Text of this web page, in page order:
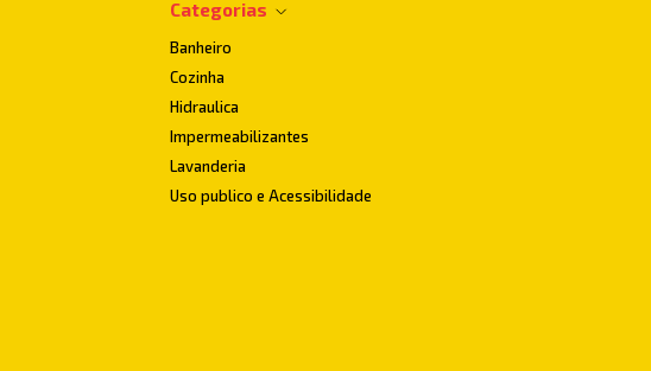
Categorias
Banheiro
Cozinha
Hidraulica
Impermeabilizantes
Lavanderia
Uso publico e Acessibilidade